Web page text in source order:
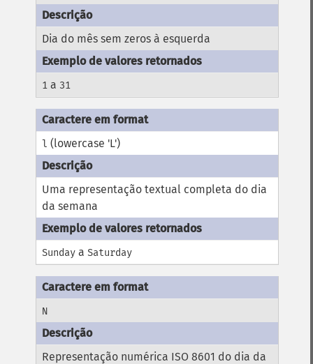
Dia do mês sem zeros à esquerda
1 a 31
l (lowercase 'L')
Uma representação textual completa do dia
da semana
Sunday aSaturday
N
Representação numérica ISO 8601 do dia da